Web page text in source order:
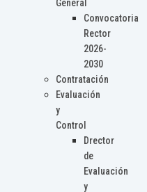
General
Convocatoria
Rector
2026-
2030
Contratación
Evaluación
y
Control
Drector
de
Evaluación
y